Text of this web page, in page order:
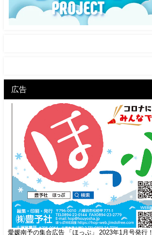
広告
愛媛南予の集合広告 「ほっぷ」 2023年1月号発行！